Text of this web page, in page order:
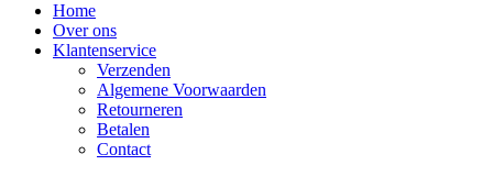
Home
Over ons
Klantenservice
Verzenden
Algemene Voorwaarden
Retourneren
Betalen
Contact